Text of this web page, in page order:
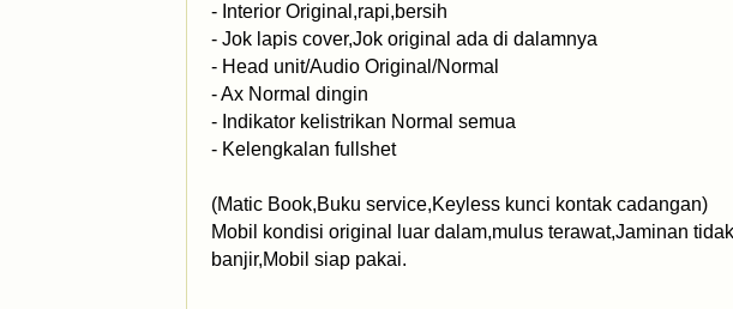
- Interior Original,rapi,bersih
- Jok lapis cover,Jok original ada di dalamnya
- Head unit/Audio Original/Normal
- Ax Normal dingin
- Indikator kelistrikan Normal semua
- Kelengkalan fullshet
(Matic Book,Buku service,Keyless kunci kontak cadangan)
Mobil kondisi original luar dalam,mulus terawat,Jaminan
banjir,Mobil siap pakai.